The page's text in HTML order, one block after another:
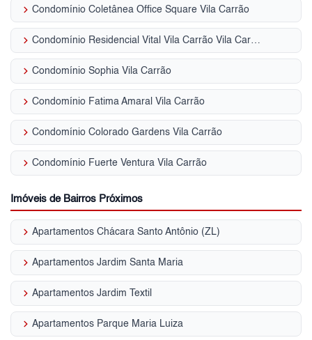
keyboard_arrow_right Condomínio Coletânea Office Square Vila Carrão
keyboard_arrow_right Condomínio Residencial Vital Vila Carrão Vila Carrão
keyboard_arrow_right Condomínio Sophia Vila Carrão
keyboard_arrow_right Condomínio Fatima Amaral Vila Carrão
keyboard_arrow_right Condomínio Colorado Gardens Vila Carrão
keyboard_arrow_right Condomínio Fuerte Ventura Vila Carrão
Imóveis de Bairros Próximos
keyboard_arrow_right Apartamentos Chácara Santo Antônio (ZL)
keyboard_arrow_right Apartamentos Jardim Santa Maria
keyboard_arrow_right Apartamentos Jardim Textil
keyboard_arrow_right Apartamentos Parque Maria Luiza